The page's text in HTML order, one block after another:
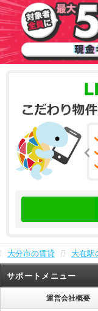
大分市の賃貸 大在駅
サポートメニュー
運営会社概要